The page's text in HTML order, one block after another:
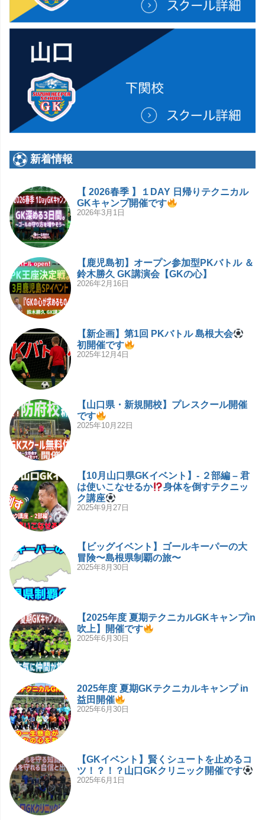
新着情報
【 2026春季 】１DAY 日帰りテクニカル
GKキャンプ開催です
2026年3月1日
【鹿児島初】オープン参加型PKバトル ＆
鈴木勝久 GK講演会【GKの心】
2026年2月16日
【新企画】第1回 PKバトル 島根大会
初開催です
2025年12月4日
【山口県・新規開校】プレスクール開催
です
2025年10月22日
【10月山口県GKイベント】- ２部編 – 君
は使いこなせるか
身体を倒すテクニッ
ク講座
2025年9月27日
【ビッグイベント】ゴールキーパーの大
冒険〜島根県制覇の旅〜
2025年8月30日
【2025年度 夏期テクニカルGKキャンプin
吹上】開催です
2025年6月30日
2025年度 夏期GKテクニカルキャンプ in
益田開催
2025年6月30日
【GKイベント】賢くシュートを止めるコ
ツ！？！？山口GKクリニック開催です
2025年6月1日